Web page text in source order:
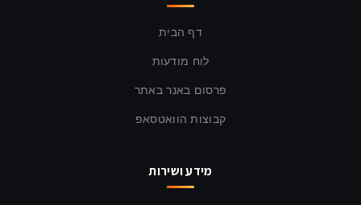
דף הבית
לוח מודעות
פרסום באנר באתר
קבוצות הוואטסאפ
מידע ושירות